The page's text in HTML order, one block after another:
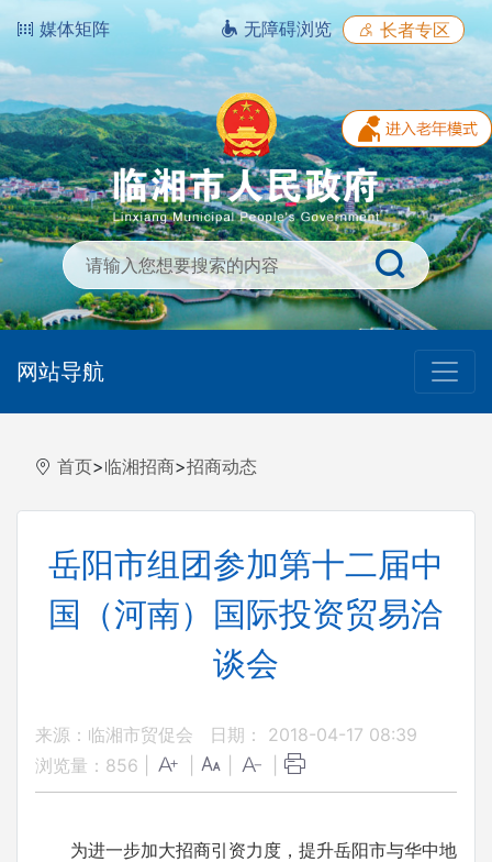
媒体矩阵 无障碍浏览 长者专区
网站导航
首页>临湘招商>招商动态
岳阳市组团参加第十二届中
国（河南）国际投资贸易洽
谈会
来源：临湘市贸促会
日期： 2018-04-17 08:39
浏览量： 856
为进一步加大招商引资力度，提升岳阳市与华中地